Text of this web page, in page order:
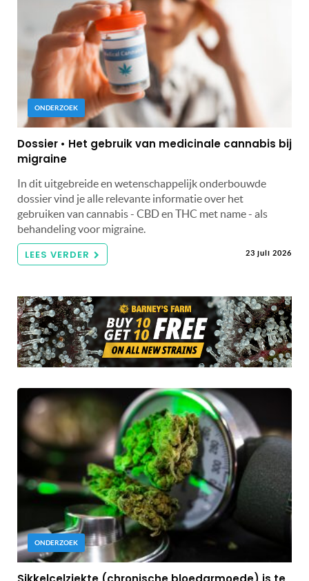
ONDERZOEK
Dossier • Het gebruik van medicinale cannabis bij
migraine
In dit uitgebreide en wetenschappelijk onderbouwde
dossier vind je alle relevante informatie over het
gebruiken van cannabis - CBD en THC met name - als
behandeling voor migraine.
LEES VERDER 23 juli 2026
ONDERZOEK